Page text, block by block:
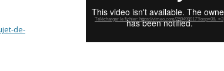
de-
Télécharger le fichier: https://vimeo.com/259499917?loop=0&_=3